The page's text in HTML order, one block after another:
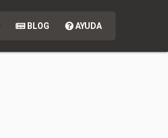
BLOG AYUDA